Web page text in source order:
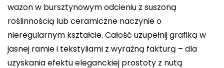
wazon w bursztynowym odcieniu z suszoną
roślinnością lub ceramiczne naczynie o
nieregularnym kształcie. Całość uzupełnij grafiką w
jasnej ramie i tekstyliami z wyraźną fakturą – dla
uzyskania efektu eleganckiej prostoty z nutą